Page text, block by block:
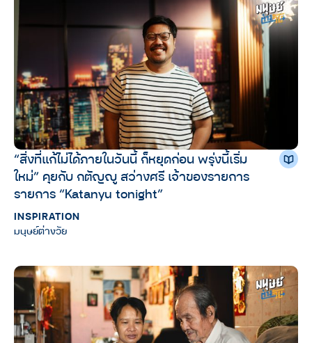
“สิ่งที่แก้ไม่ได้ภายในวันนี้ ก็หยุดก่อน พรุ่งนี้เริ่ม
ใหม่” คุยกับ กตัญญู สว่างศรี เจ้าของรายการ
รายการ “Katanyu tonight”
INSPIRATION
มนุษย์ต่างวัย